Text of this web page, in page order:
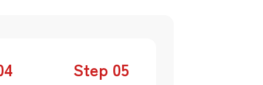
Step 05